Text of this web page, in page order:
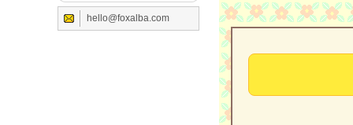
hello@foxalba.com